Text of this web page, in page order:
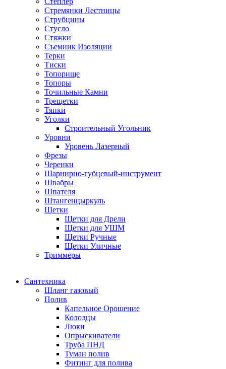
Стремянки Лестницы
Струбцины
Стусло
Стяжки
Съемник Изоляции
Терки
Тиски
Топорище
Топоры
Точильные Камни
Трещетки
Тяпки
Уголки
Строительный Угольник
Уровни
Уровень Лазерный
Фрезы
Черенки
Шарнирно-губцевый-инструмент
Швабры
Шпателя
Штангенцыркуль
Щетки
Щетки для Дрели
Щетки для УШМ
Щетки Ручные
Щетки Уличные
Триммеры
Сантехника
Шланг газовый
Полив
Капельное Орошение
Колодцы
Люки
Опрыскиватели
Труба ПНД
Туман полив
Фитинг для полива